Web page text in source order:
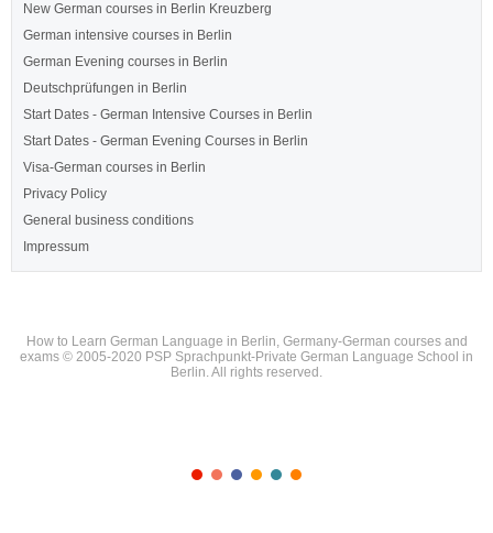
New German courses in Berlin Kreuzberg
German intensive courses in Berlin
German Evening courses in Berlin
Deutschprüfungen in Berlin
Start Dates - German Intensive Courses in Berlin
Start Dates - German Evening Courses in Berlin
Visa-German courses in Berlin
Privacy Policy
General business conditions
Impressum
How to Learn German Language in Berlin, Germany-German courses and
exams © 2005-2020 PSP Sprachpunkt-Private German Language School in
Berlin. All rights reserved.